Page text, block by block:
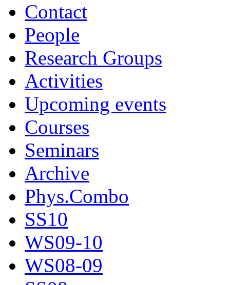
Contact
People
Research Groups
Activities
Upcoming events
Courses
Seminars
Archive
Phys.Combo
SS10
WS09-10
WS08-09